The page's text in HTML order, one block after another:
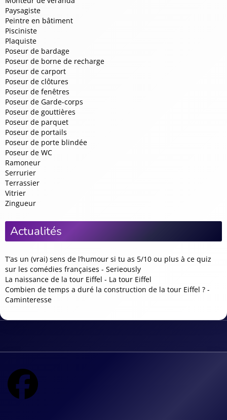
Paysagiste
Peintre en bâtiment
Pisciniste
Plaquiste
Poseur de bardage
Poseur de borne de recharge
Poseur de carport
Poseur de clôtures
Poseur de fenêtres
Poseur de Garde-corps
Poseur de gouttières
Poseur de parquet
Poseur de portails
Poseur de porte blindée
Poseur de WC
Ramoneur
Serrurier
Terrassier
Vitrier
Zingueur
Actualités
T’as un (vrai) sens de l’humour si tu as 5/10 ou plus à ce quiz
sur les comédies françaises - Serieously
La naissance de la tour Eiffel - La tour Eiffel
Combien de temps a duré la construction de la tour Eiffel ? -
Caminteresse